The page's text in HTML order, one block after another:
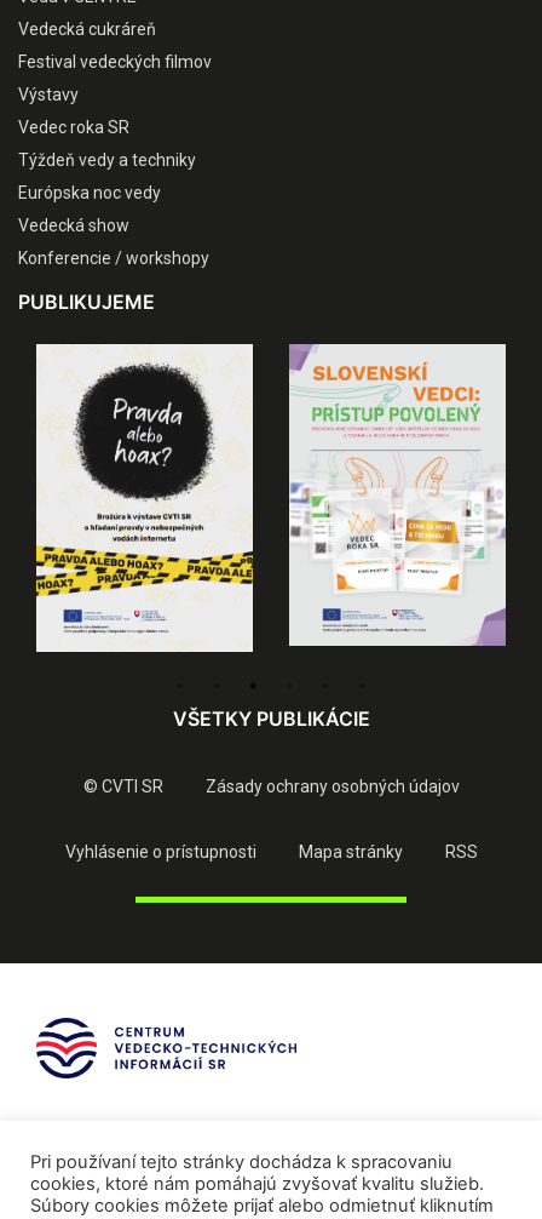
Vedecká cukráreň
Festival vedeckých filmov
Výstavy
Vedec roka SR
Týždeň vedy a techniky
Európska noc vedy
Vedecká show
Konferencie / workshopy
PUBLIKUJEME
VŠETKY PUBLIKÁCIE
© CVTI SR Zásady ochrany osobných údajov
Vyhlásenie o prístupnosti Mapa stránky RSS
Pri používaní tejto stránky dochádza k spracovaniu
cookies, ktoré nám pomáhajú zvyšovať kvalitu služieb.
Súbory cookies môžete prijať alebo odmietnuť kliknutím